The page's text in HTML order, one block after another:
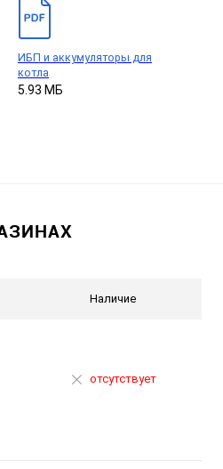
ИБП и аккумуляторы для
котла
5.93 МБ
Наличие
отсутствует